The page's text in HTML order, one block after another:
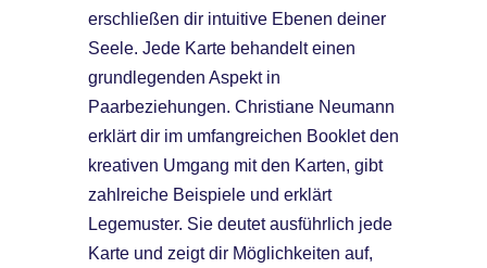
erschließen dir intuitive Ebenen deiner
Seele. Jede Karte behandelt einen
grundlegenden Aspekt in
Paarbeziehungen. Christiane Neumann
erklärt dir im umfangreichen Booklet den
kreativen Umgang mit den Karten, gibt
zahlreiche Beispiele und erklärt
Legemuster. Sie deutet ausführlich jede
Karte und zeigt dir Möglichkeiten auf,